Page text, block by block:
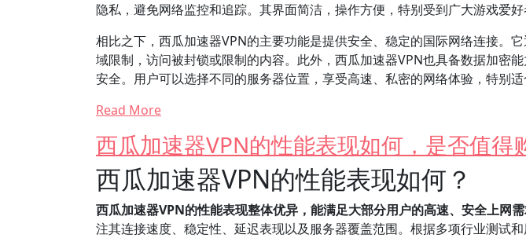
隐私，避免网络监控和追踪。其界面简洁，操作方便，特别受到广大游戏爱好
相比之下，西瓜加速器VPN的主要功能是提供安全、稳定的国际网络连接。
域限制，访问被封锁或限制的内容。此外，西瓜加速器VPN也具备数据加密
安全。用户可以选择不同的服务器位置，享受高速、私密的网络体验，特别适
Read More
西瓜加速器VPN的性能表现如何，是否值得
西瓜加速器VPN的性能表现如何？
西瓜加速器VPN的性能表现整体优异，能满足大部分用户的高速、安全上网需
注其连接速度、稳定性、延迟表现以及服务器覆盖范围。根据多项行业测试